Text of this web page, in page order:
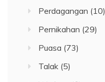
Perdagangan (10)
Pernikahan (29)
Puasa (73)
Talak (5)